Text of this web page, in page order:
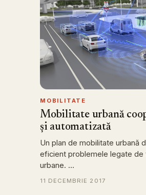
MOBILITATE
Mobilitate urbană
și automatizată
Un plan de mobilitate urbană
eficient problemele legate de
urbane. …
11 DECEMBRIE 2017